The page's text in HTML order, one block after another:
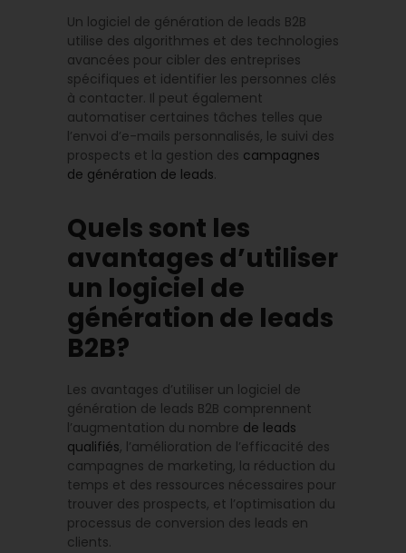
Un logiciel de génération de leads B2B
utilise des algorithmes et des technologies
avancées pour cibler des entreprises
spécifiques et identifier les personnes clés
à contacter. Il peut également
automatiser certaines tâches telles que
l’envoi d’e-mails personnalisés, le suivi des
prospects et la gestion des campagnes
de génération de leads.
Quels sont les
avantages d’utiliser
un logiciel de
génération de leads
B2B?
Les avantages d’utiliser un logiciel de
génération de leads B2B comprennent
l’augmentation du nombre de leads
qualifiés, l’amélioration de l’efficacité des
campagnes de marketing, la réduction du
temps et des ressources nécessaires pour
trouver des prospects, et l’optimisation du
processus de conversion des leads en
clients.